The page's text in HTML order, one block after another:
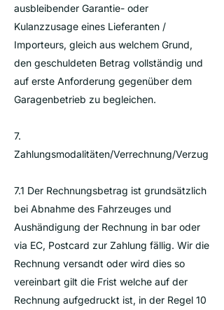
ausbleibender Garantie- oder
Kulanzzusage eines Lieferanten /
Importeurs, gleich aus welchem Grund,
den geschuldeten Betrag vollständig und
auf erste Anforderung gegenüber dem
Garagenbetrieb zu begleichen.
7.
Zahlungsmodalitäten/Verrechnung/Verzug
7.1 Der Rechnungsbetrag ist grundsätzlich
bei Abnahme des Fahrzeuges und
Aushändigung der Rechnung in bar oder
via EC, Postcard zur Zahlung fällig. Wir die
Rechnung versandt oder wird dies so
vereinbart gilt die Frist welche auf der
Rechnung aufgedruckt ist, in der Regel 10